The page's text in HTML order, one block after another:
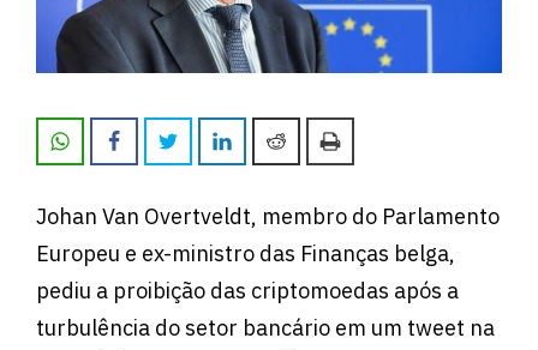
Johan Van Overtveldt, membro do Parlamento
Europeu e ex-ministro das Finanças belga,
pediu a proibição das criptomoedas após a
turbulência do setor bancário em um tweet na